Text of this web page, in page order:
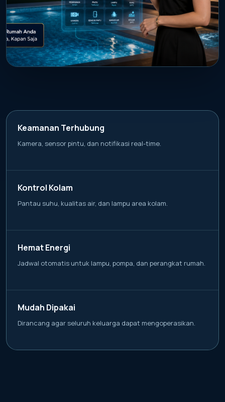
Keamanan Terhubung
Kamera, sensor pintu, dan notifikasi real-time.
Kontrol Kolam
Pantau suhu, kualitas air, dan lampu area kolam.
Hemat Energi
Jadwal otomatis untuk lampu, pompa, dan perangkat rumah.
Mudah Dipakai
Dirancang agar seluruh keluarga dapat mengoperasikan.